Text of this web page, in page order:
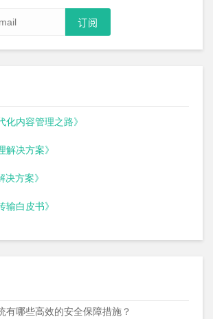
化内容管理之路》
解决方案》
决方案》
输白皮书》
有哪些高效的安全保障措施？